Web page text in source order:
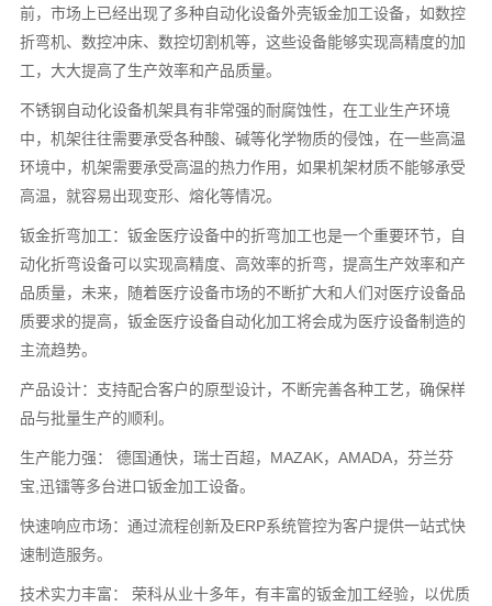
前，市场上已经出现了多种自动化设备外壳钣金加工设备，如数控
折弯机、数控冲床、数控切割机等，这些设备能够实现高精度的加
工，大大提高了生产效率和产品质量。
不锈钢自动化设备机架具有非常强的耐腐蚀性，在工业生产环境
中，机架往往需要承受各种酸、碱等化学物质的侵蚀，在一些高温
环境中，机架需要承受高温的热力作用，如果机架材质不能够承受
高温，就容易出现变形、熔化等情况。
钣金折弯加工：钣金医疗设备中的折弯加工也是一个重要环节，自
动化折弯设备可以实现高精度、高效率的折弯，提高生产效率和产
品质量，未来，随着医疗设备市场的不断扩大和人们对医疗设备品
质要求的提高，钣金医疗设备自动化加工将会成为医疗设备制造的
主流趋势。
产品设计：支持配合客户的原型设计，不断完善各种工艺，确保样
品与批量生产的顺利。
生产能力强： 德国通快，瑞士百超，MAZAK，AMADA，芬兰芬
宝,迅镭等多台进口钣金加工设备。
快速响应市场：通过流程创新及ERP系统管控为客户提供一站式快
速制造服务。
技术实力丰富： 荣科从业十多年，有丰富的钣金加工经验，以优质